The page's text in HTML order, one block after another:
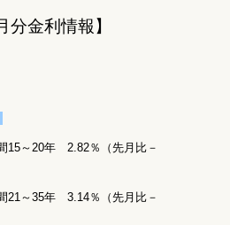
金利情報】
15～20年 2.82％（先月比－
21～35年 3.14％（先月比－